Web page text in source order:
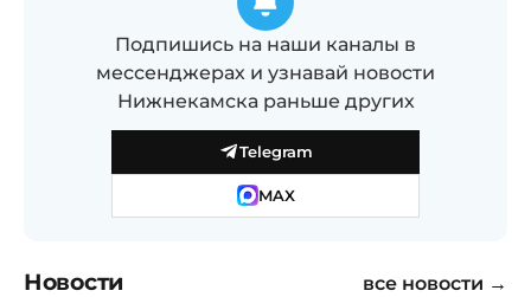
Подпишись на наши каналы в
мессенджерах и узнавай новости
Нижнекамска раньше других
Telegram
MAX
Новости все новости →